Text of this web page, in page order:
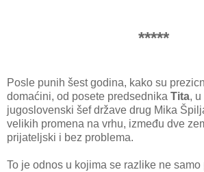
*****
Posle punih šest godina, kako su
domaćini, od posete predsednika Tita,
jugoslovenski šef države drug Mika
velikih promena na vrhu, između dve
prijateljski i bez problema.
To je odnos u kojima se razlike ne